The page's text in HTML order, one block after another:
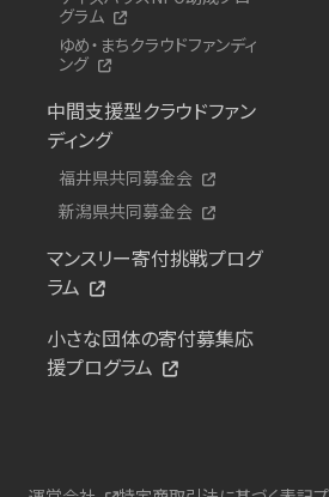
グラム
ゆめ・まちクラウドファンディ
ング
中間支援型クラウドファン
ディング
福井県共同募金会
新潟県共同募金会
マンスリー寄付挑戦プログ
ラム
小さな団体の寄付募集応
援プログラム